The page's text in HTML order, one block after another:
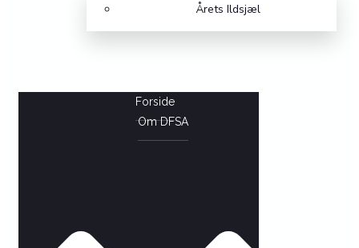
Årets Ildsjæl
Forside
Om DFSA